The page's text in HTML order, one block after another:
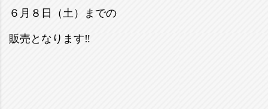
６月８日（土）までの
販売となります‼